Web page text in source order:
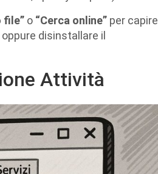
file” o “Cerca online” per capire
disinstallare il
Attività